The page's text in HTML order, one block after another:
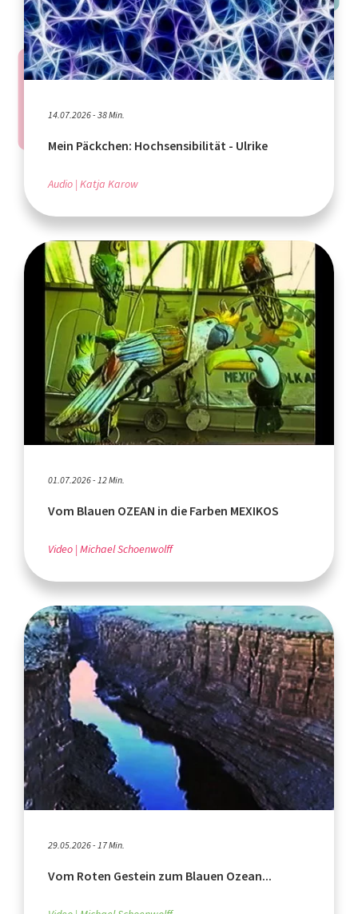
14.07.2026 - 38 Min.
Mein Päckchen: Hochsensibilität - Ulrike
Audio Katja Karow
01.07.2026 - 12 Min.
Vom Blauen OZEAN in die Farben MEXIKOS
Video Michael Schoenwolff
29.05.2026 - 17 Min.
Vom Roten Gestein zum Blauen Ozean...